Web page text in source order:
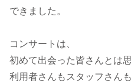
できました。
コンサートは、
初めて出会った皆さんとは
利用者さんもスタッフさん